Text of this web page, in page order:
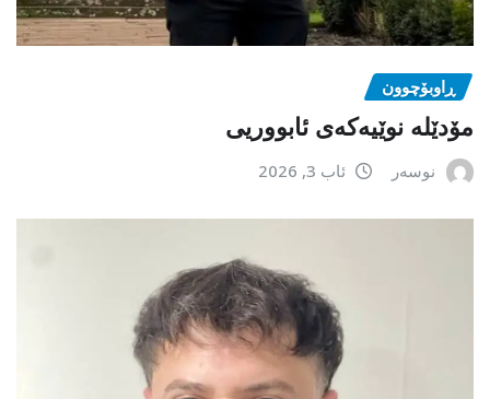
ڕاوبۆچوون
مۆدێلە نوێیەکەى ئابووریی
نوسەر ئاب 3, 2026